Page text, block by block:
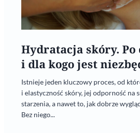
Hydratacja skóry. Po
i dla kogo jest
Istnieje jeden kluczowy proces, od
i elastyczność skóry, jej odporność na
starzenia, a nawet to, jak dobrze
Bez niego...